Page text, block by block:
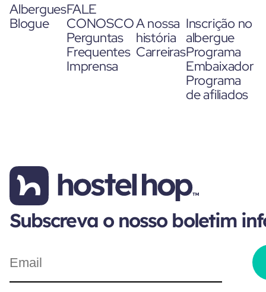
Albergues
Blogue
FALE
CONOSCO
Perguntas
Frequentes
Imprensa
A nossa
história
Carreiras
Inscrição no
albergue
Programa
Embaixador
Programa
de afiliados
Subscreva o nosso boletim